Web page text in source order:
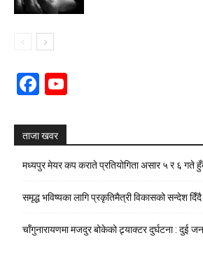
Facebook
ताजा खवर
मध्यपुर मेयर कप कराते प्रतियोगिता असार ५ र ६ गते
समृद्ध भविष्यका लागि प्रकृतिमैत्री विकासको सन्देश
चाँगुनारायणमा मजदुर बोकेको ट्र्याक्टर दुर्घटना : दुई